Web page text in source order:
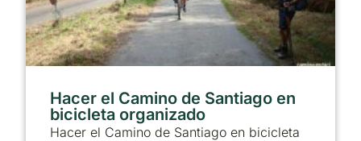
Hacer el Camino de Santiago en
bicicleta organizado
Hacer el Camino de Santiago en bicicleta